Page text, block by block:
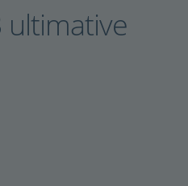
ultimative